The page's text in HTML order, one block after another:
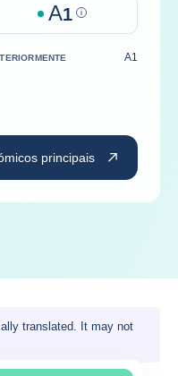
A1 Help
A1
principais
translated. It may not